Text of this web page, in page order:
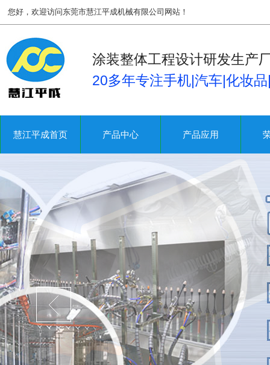
您好，欢迎访问东莞市慧江平成机械有限公司网站！
涂装整体工程设计研发生产
20多年专注手机|汽车|化妆
慧江平成首页 产品中心 产品应用